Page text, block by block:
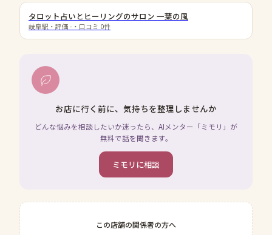
タロット占いとヒーリングのサロン 一葉の風
岐阜駅 ・評価 - ・口コミ 0件
お店に行く前に、気持ちを整理しませんか
どんな悩みを相談したいか迷ったら、AIメンター「ミモリ」が
無料で話を聞きます。
ミモリに相談
この店舗の関係者の方へ